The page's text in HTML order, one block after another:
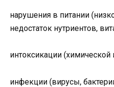
нарушения в питании
недостаток нутриентов,
интоксикации
инфекции (вирусы,